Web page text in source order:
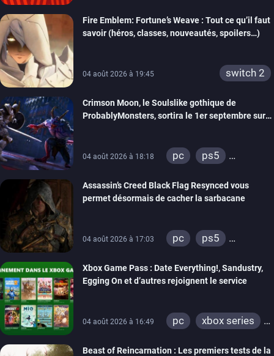
Fire Emblem: Fortune’s Weave : Tout ce qu’il faut
savoir (héros, classes, nouveautés, spoilers…)
04 août 2026 à 19:45 switch 2
Crimson Moon, le Soulslike gothique de
ProbablyMonsters, sortira le 1er septembre sur
04 août 2026 à 18:18 pc
ps5
Assassin’s Creed Black Flag Resynced vous
permet désormais de cacher la sarbacane
04 août 2026 à 17:03 pc
ps5
Xbox Game Pass : Date Everything!, Sandustry,
Egging On et d’autres rejoignent le service
04 août 2026 à 16:49 pc
xbox series
Beast of Reincarnation : Les premiers tests de la